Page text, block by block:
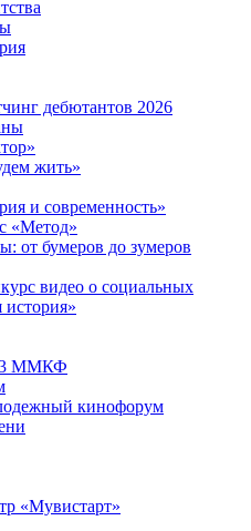
дебютантов 2026
жить»
и современность»
«Метод»
от бумеров до зумеров
видео о социальных
ММКФ
кинофорум
«Мувистарт»